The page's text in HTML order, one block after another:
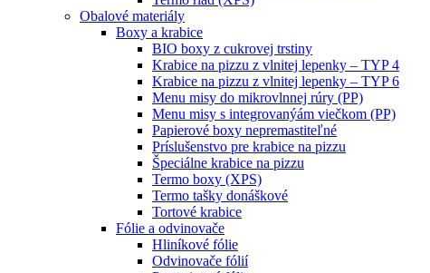
Obalové materiály
Boxy a krabice
BIO boxy z cukrovej trstiny
Krabice na pizzu z vlnitej lepenky – TYP 4
Krabice na pizzu z vlnitej lepenky – TYP 6
Menu misy do mikrovlnnej rúry (PP)
Menu misy s integrovanýám viečkom (PP)
Papierové boxy nepremastiteľné
Príslušenstvo pre krabice na pizzu
Špeciálne krabice na pizzu
Termo boxy (XPS)
Termo tašky donáškové
Tortové krabice
Fólie a odvinovače
Hliníkové fólie
Odvinovače fólií